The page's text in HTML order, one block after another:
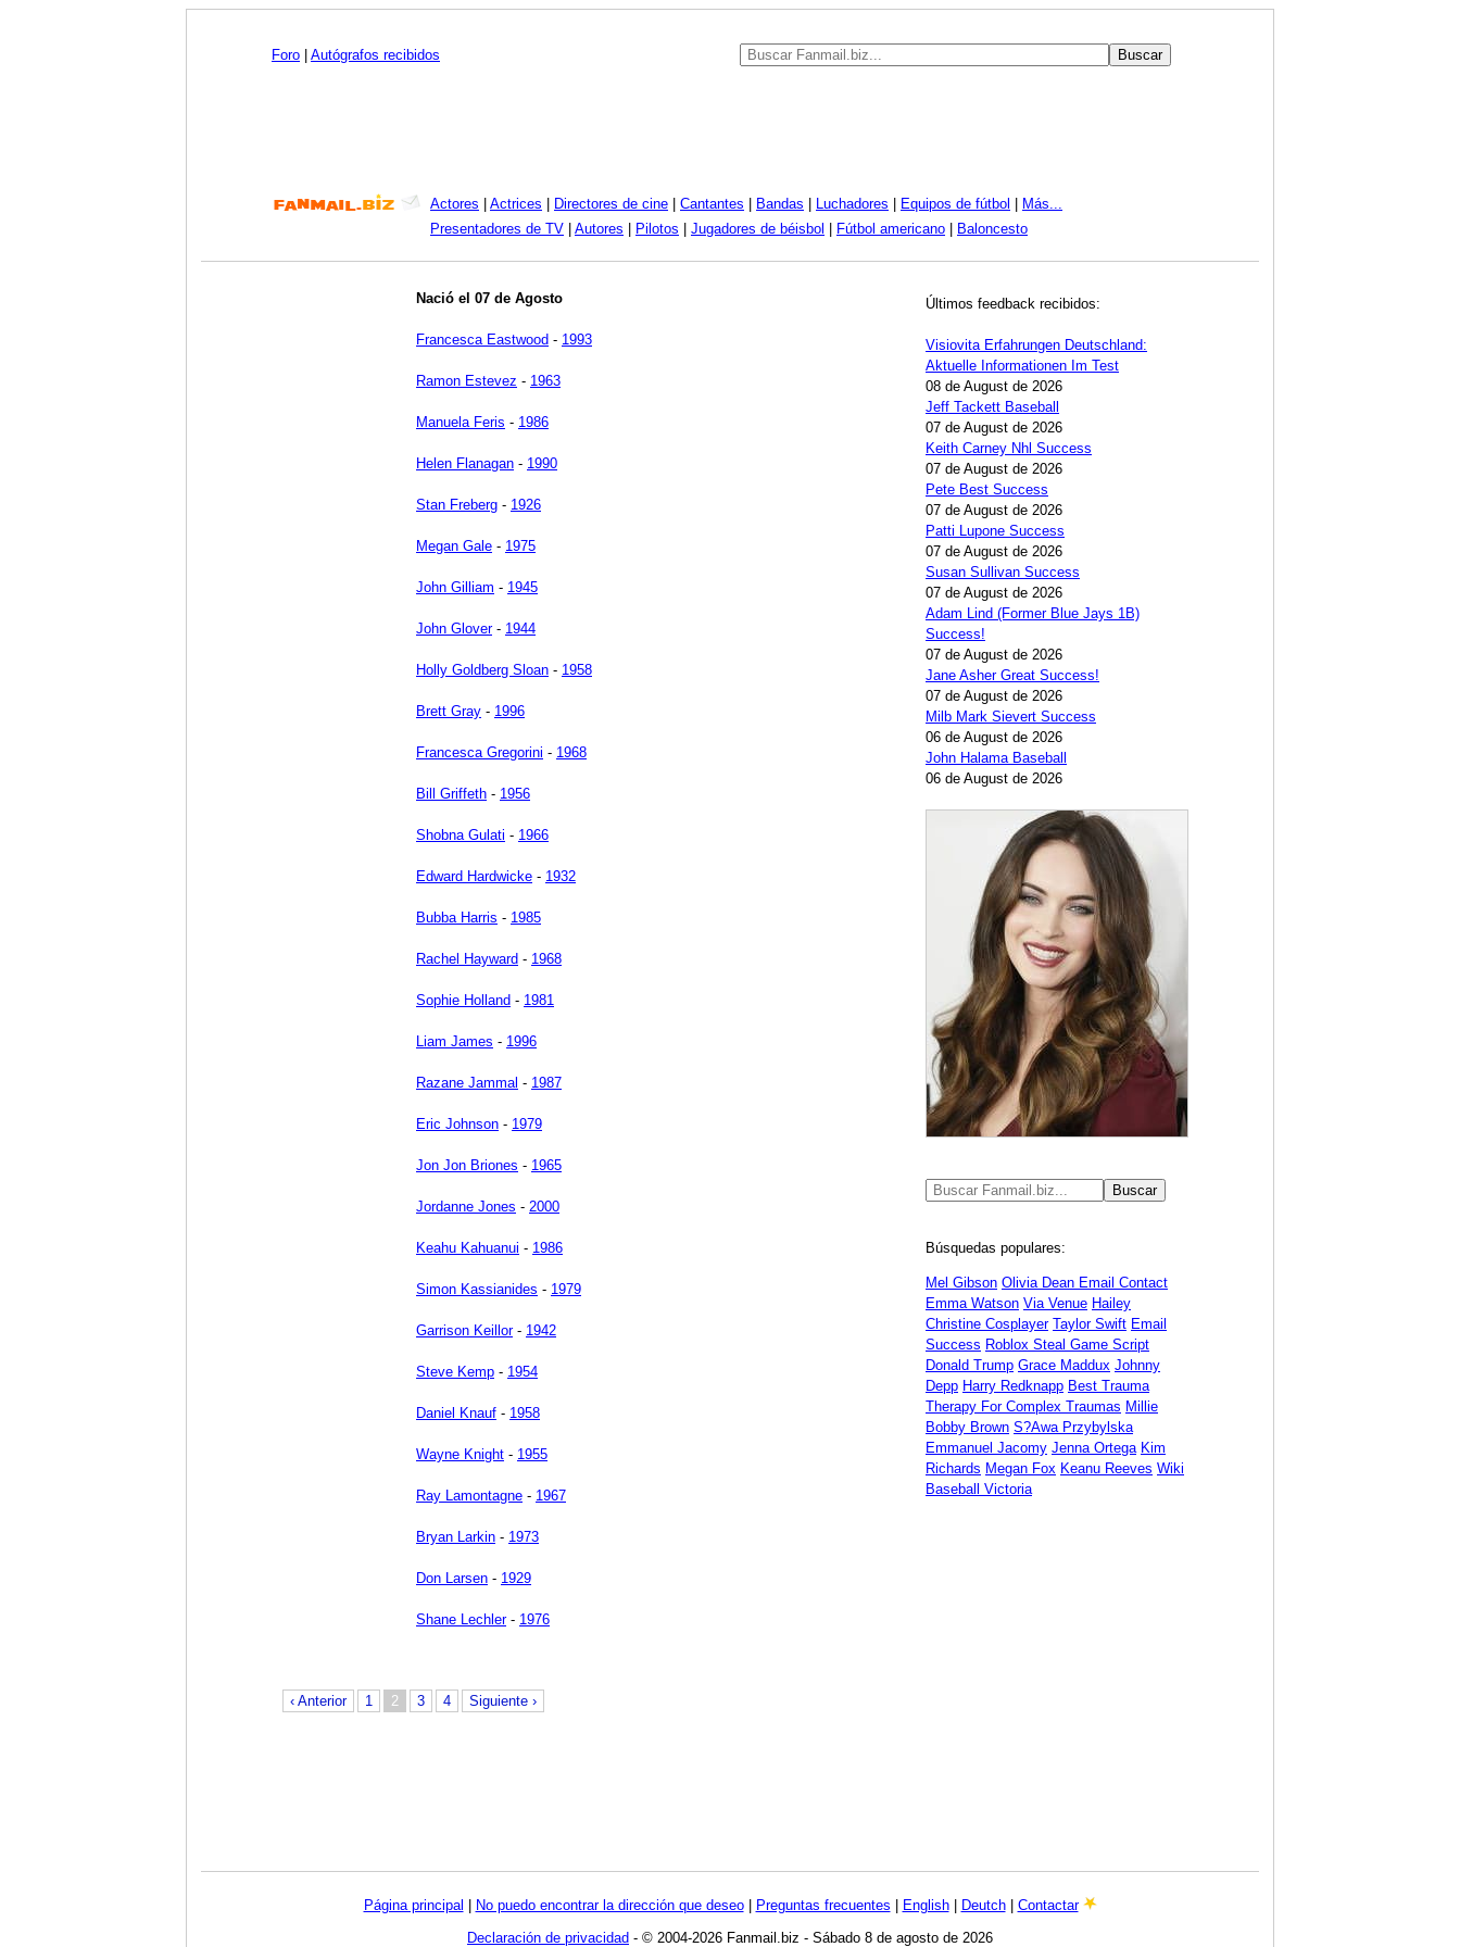
Foro Autógrafos recibidos
Actores Actrices Directores de cine Cantantes Bandas Luchadores Equipos de fútbol
Más...
Presentadores de TV
Autores Pilotos Jugadores de béisbol Fútbol americano Baloncesto
Nació el 07 de Agosto
Francesca Eastwood - 1993
Ramon Estevez - 1963
Manuela Feris - 1986
Helen Flanagan - 1990
Stan Freberg - 1926
Megan Gale - 1975
John Gilliam - 1945
John Glover- 1944
Holly Goldberg Sloan - 1958
Brett Gray - 1996
Francesca Gregorini - 1968
Bill Griffeth - 1956
Shobna Gulati - 1966
Edward Hardwicke - 1932
Bubba Harris - 1985
Rachel Hayward - 1968
Sophie Holland - 1981
Liam James - 1996
Razane Jammal - 1987
Eric Johnson - 1979
Jon Jon Briones - 1965
Jordanne Jones - 2000
Keahu Kahuanui - 1986
Simon Kassianides - 1979
Garrison Keillor- 1942
Steve Kemp - 1954
Daniel Knauf - 1958
Wayne Knight - 1955
Ray Lamontagne - 1967
Bryan Larkin - 1973
Don Larsen - 1929
Shane Lechler- 1976
Últimos feedback recibidos:
Visiovita Erfahrungen Deutschland:
Aktuelle Informationen Im Test
08 de August de 2026
Jeff Tackett Baseball
07 de August de 2026
Keith Carney Nhl Success
07 de August de 2026
Pete Best Success
07 de August de 2026
Patti Lupone Success
07 de August de 2026
Susan Sullivan Success
07 de August de 2026
Adam Lind (Former Blue Jays 1B)
Success!
07 de August de 2026
Jane Asher Great Success!
07 de August de 2026
Milb Mark Sievert Success
06 de August de 2026
John Halama Baseball
06 de August de 2026
Búsquedas populares:
Mel Gibson Olivia Dean Email Contact
Emma Watson Via Venue Hailey
Christine Cosplayer Taylor Swift Email
Success Roblox Steal Game Script
Donald Trump Grace Maddux Johnny
Depp Harry Redknapp Best Trauma
Therapy For Complex Traumas Millie
Bobby Brown S?awa Przybylska
Emmanuel Jacomy Jenna Ortega Kim
Richards Megan Fox Keanu Reeves Wiki
Baseball Victoria
‹ Anterior 1 2 3 4 Siguiente ›
Página principal | No puedo encontrar la dirección que deseo| Preguntas frecuentes | English| Deutch| Contactar
Declaración de privacidad - © 2004-2026 Fanmail.biz - Sábado 8 de agosto de 2026